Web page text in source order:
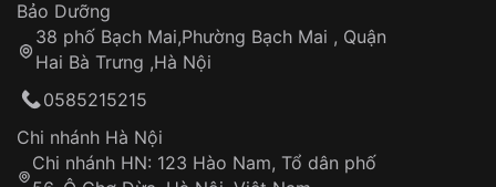
Thời gian tính từ khi xác nhận đơn hàng thành
công
Hotline: 0585 215 215
Từ khóa SEO:
Sản phẩm đã bị:
Tự ý sửa chữa
thống VNLUX
Bảo Dưỡng
38 phố Bạch Mai,Phường Bạch Mai , Quận
Hai Bà Trưng ,Hà Nội
0585215215
Chi nhánh Hà Nội
Chi nhánh HN: 123 Hào Nam, Tổ dân phố